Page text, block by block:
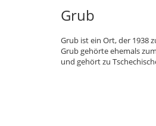
Grub
Grub ist ein Ort, der 1938
Grub gehörte ehemals
und gehört zu